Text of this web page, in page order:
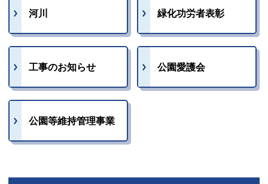
河川 緑化功労者表彰
工事のお知らせ 公園愛護会
公園等維持管理事業